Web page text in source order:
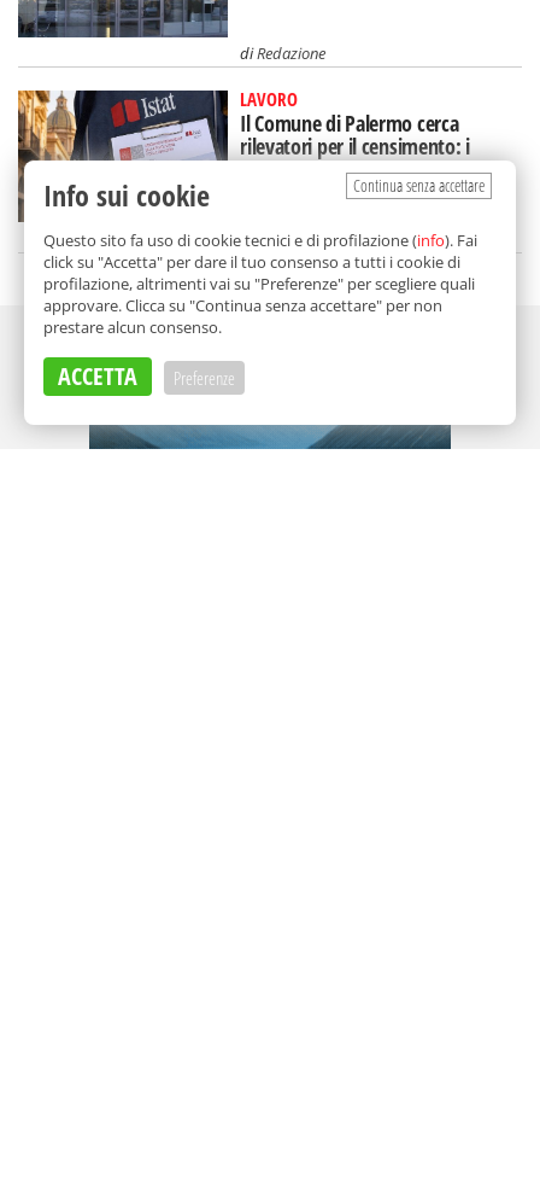
diRedazione
LAVORO
Il Comune di Palermo cerca
rilevatori per il censimento: i
requisiti e come fare domanda
diRedazione
Continua senza accettare
Info sui cookie
Questo sito fa uso di cookie tecnici e di profilazione (info). Fai
click su "Accetta" per dare il tuo consenso a tutti i cookie di
profilazione, altrimenti vai su "Preferenze" per scegliere quali
approvare. Clicca su "Continua senza accettare" per non
prestare alcun consenso.
ACCETTA Preferenze